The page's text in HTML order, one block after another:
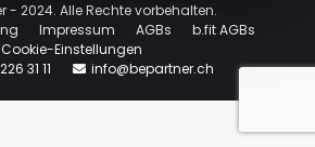
- 2024. Alle Rechte vorbehalten.
Impressum AGBs
b.fit AGBs
Cookie-Einstellungen
31 11
info@bepartner.ch